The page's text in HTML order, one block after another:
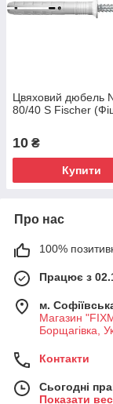
Цвяховий дюбель
80/40 S Fischer
10 ₴
Купити
Про нас
100%
Працює з
м.
Магазин
Борщагівка,
Контакти
Сьогодні
Показати